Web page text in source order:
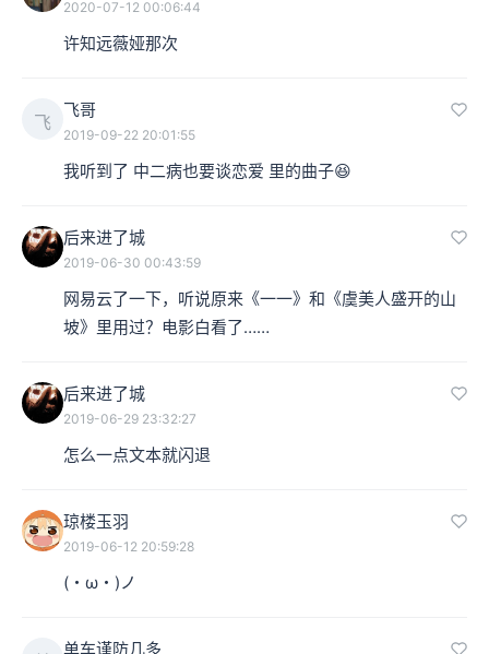
2020-07-12 00:06:44
许知远薇娅那次
飞
飞哥
2019-09-22 20:01:55
我听到了 中二病也要谈恋爱 里的曲子😆
后来进了城
2019-06-30 00:43:59
网易云了一下，听说原来《一一》和《虞美人盛开的山
坡》里用过？电影白看了……
后来进了城
2019-06-29 23:32:27
怎么一点文本就闪退
琼楼玉羽
2019-06-12 20:59:28
(・ω・)ノ
单车谨防几多